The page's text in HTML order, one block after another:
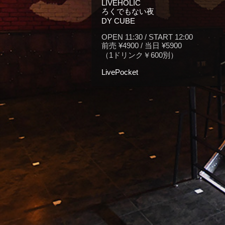
LIVEHOLIC
ろくでもない夜
DY CUBE
OPEN 11:30 / START 12:00
前売 ¥4900 / 当日 ¥5900
（1ドリンク￥600別）
LivePocket